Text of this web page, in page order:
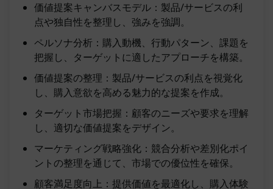
価値提案キャンバスモデル：製品/サービスの利
点や独自性を整理し、強みを強調。
ペルソナ分析：購入動機、行動パターン、課題を
把握し、ターゲットに適したアプローチを構築。
価値提案の整理：製品/サービスの利点を視覚化
し、購入意欲を高める魅力的な提案を作成。
ターゲット市場把握：顧客のニーズや要求を理解
し、適切な価値提案をデザイン。
マーケティング戦略強化：競合分析や差別化ポイ
ントの整理を通じて、市場での優位性を確保。
顧客満足度向上：提供価値を最適化し、購入体験